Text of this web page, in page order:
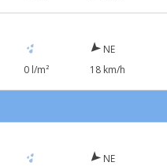
0 l/m²
NE
18 km/h
NE